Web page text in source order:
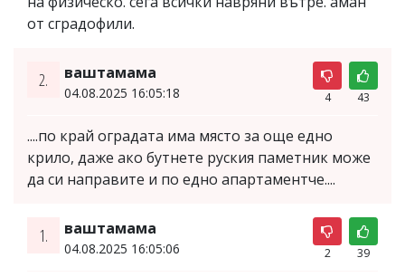
от сградофили.
2. ваштамама
04.08.2025 16:05:18 4 43
....по край оградата има място за още едно
крило, даже ако бутнете руския паметник може
да си направите и по едно апартаментче....
1. ваштамама
04.08.2025 16:05:06 2 39